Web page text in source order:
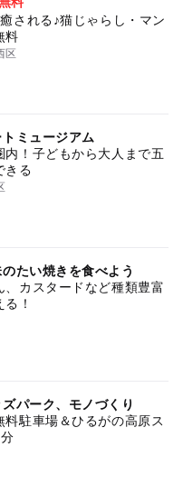
される♪猫じゃらし・マン
料
区
ミュージアム
内！子どもから大人まで五
きる
たい焼きを食べよう
、カスタードなど種類豊富
！
パーク、モノづくり
料駐車場＆ひるがの高原ス